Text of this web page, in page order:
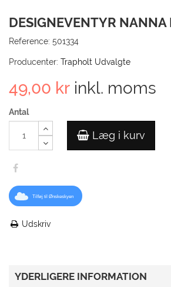
DESIGNEVENTYR NANNA
Reference: 501334
Producenter: Trapholt Udvalgte
49,00 kr inkl. moms
Antal
Læg i kurv
Tilføj til Ønskeskyen
Udskriv
YDERLIGERE INFORMATION